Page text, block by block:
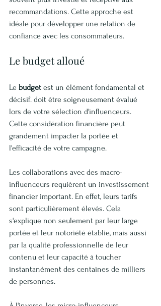
recommandations. Cette approche est
idéale pour développer une relation de
confiance avec les consommateurs.
Le budget alloué
Le budget est un élément fondamental et
décisif. doit être soigneusement évalué
lors de votre sélection d'influenceurs.
Cette considération financière peut
grandement impacter la portée et
l'efficacité de votre campagne.
Les collaborations avec des macro-
influenceurs requièrent un investissement
financier important. En effet, leurs tarifs
sont particulièrement élevés. Cela
s'explique non seulement par leur large
portée et leur notoriété établie, mais aussi
par la qualité professionnelle de leur
contenu et leur capacité à toucher
instantanément des centaines de milliers
de personnes.